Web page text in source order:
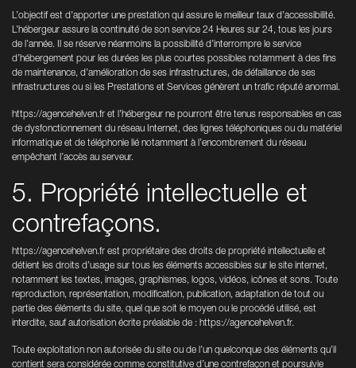
L’objectif est d’apporter une prestation qui assure le meilleur taux d’accessibilité.
L’hébergeur assure la continuité de son service 24 Heures sur 24, tous les jours
de l’année. Il se réserve néanmoins la possibilité d’interrompre le service
d’hébergement pour les durées les plus courtes possibles notamment à des fins
de maintenance, d’amélioration de ses infrastructures, de défaillance de ses
infrastructures ou si les Prestations et Services génèrent un trafic réputé anormal.
https://agencehelven.fr et l’hébergeur ne pourront être tenus responsables en cas
de dysfonctionnement du réseau Internet, des lignes téléphoniques ou du matériel
informatique et de téléphonie lié notamment à l’encombrement du réseau
empêchant l’accès au serveur.
5. Propriété intellectuelle et
contrefaçons.
https://agencehelven.fr est propriétaire des droits de propriété intellectuelle et
détient les droits d’usage sur tous les éléments accessibles sur le site internet,
notamment les textes, images, graphismes, logos, vidéos, icônes et sons. Toute
reproduction, représentation, modification, publication, adaptation de tout ou
partie des éléments du site, quel que soit le moyen ou le procédé utilisé, est
interdite, sauf autorisation écrite préalable de : https://agencehelven.fr.
Toute exploitation non autorisée du site ou de l’un quelconque des éléments qu’il
contient sera considérée comme constitutive d’une contrefaçon et poursuivie